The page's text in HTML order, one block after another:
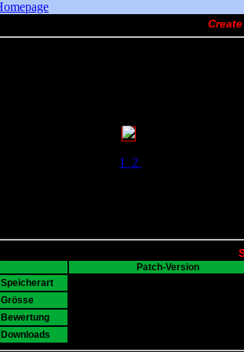
1 2
Patch-Version
Speicherart
Grösse
Bewertung
Downloads